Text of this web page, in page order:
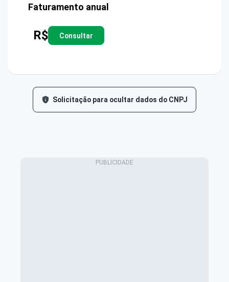
Faturamento anual
R$ Consultar
Solicitação para ocultar dados do CNPJ